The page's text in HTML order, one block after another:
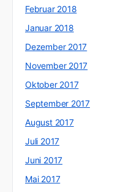
Februar 2018
Januar 2018
Dezember 2017
November 2017
Oktober 2017
September 2017
August 2017
Juli 2017
Juni 2017
Mai 2017